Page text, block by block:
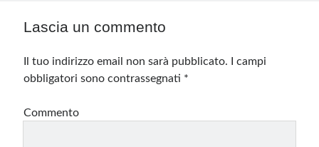
Lascia un commento
Il tuo indirizzo email non sarà pubblicato.
I campi
obbligatori sono contrassegnati *
Commento